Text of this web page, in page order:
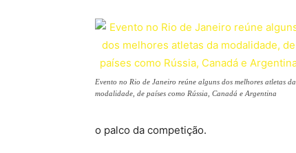
Evento no Rio de Janeiro reúne alguns dos melhores atletas da
modalidade, de países como Rússia, Canadá e Argentina
o palco da competição.